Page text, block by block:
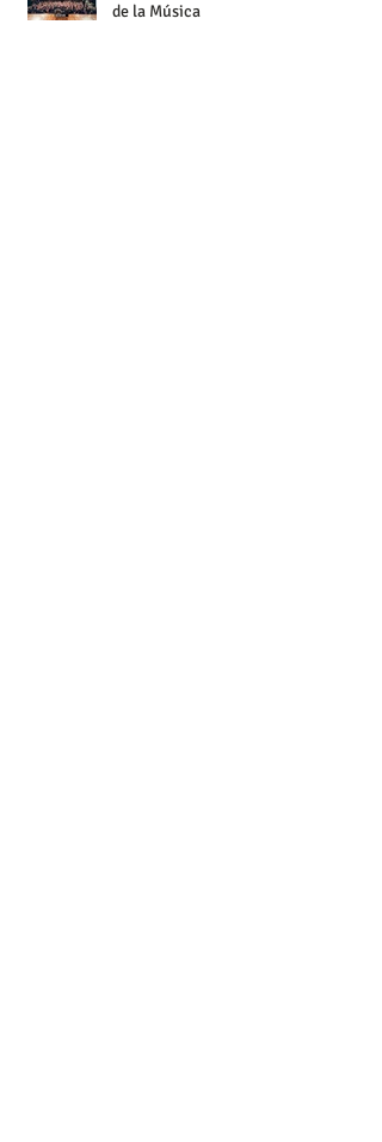
de la Música